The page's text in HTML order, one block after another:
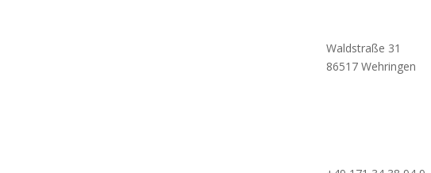
Waldstraße 31
86517 Wehringen